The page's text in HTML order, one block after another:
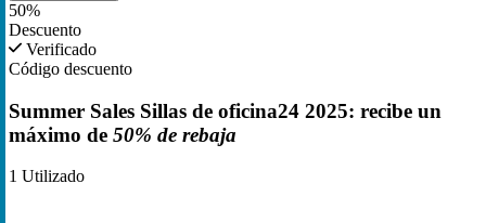
50%
Descuento
Verificado
Código descuento
Summer Sales Sillas de oficina24 2025: recibe un
máximo de 50% de rebaja
1 Utilizado